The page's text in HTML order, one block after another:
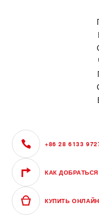
+86 28 6133
КАК ДОБРАТЬСЯ
КУПИТЬ ОНЛАЙН